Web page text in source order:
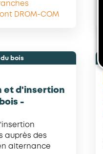
DROM-COM
bois
et d'insertion
-
auprès des
alternance